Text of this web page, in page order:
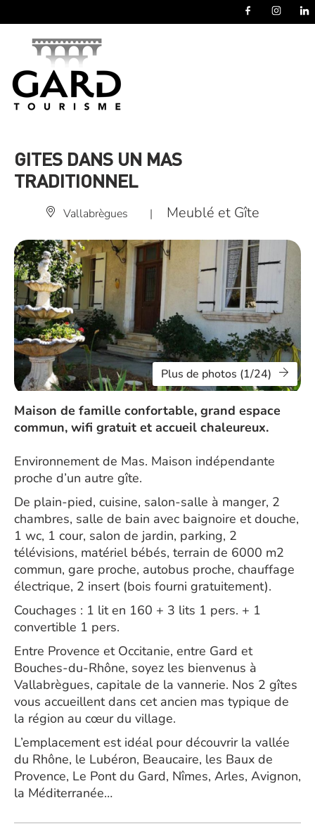
GITES DANS UN MAS
TRADITIONNEL
Vallabrègues | Meublé et Gîte
Plus de photos (1/24)
Maison de famille confortable, grand espace
commun, wifi gratuit et accueil chaleureux.
Environnement de Mas. Maison indépendante
proche d’un autre gîte.
De plain-pied, cuisine, salon-salle à manger, 2
chambres, salle de bain avec baignoire et douche,
1 wc, 1 cour, salon de jardin, parking, 2
télévisions, matériel bébés, terrain de 6000 m2
commun, gare proche, autobus proche, chauffage
électrique, 2 insert (bois fourni gratuitement).
Couchages : 1 lit en 160 + 3 lits 1 pers. + 1
convertible 1 pers.
Entre Provence et Occitanie, entre Gard et
Bouches-du-Rhône, soyez les bienvenus à
Vallabrègues, capitale de la vannerie. Nos 2 gîtes
vous accueillent dans cet ancien mas typique de
la région au cœur du village.
L’emplacement est idéal pour découvrir la vallée
du Rhône, le Lubéron, Beaucaire, les Baux de
Provence, Le Pont du Gard, Nîmes, Arles, Avignon,
la Méditerranée…